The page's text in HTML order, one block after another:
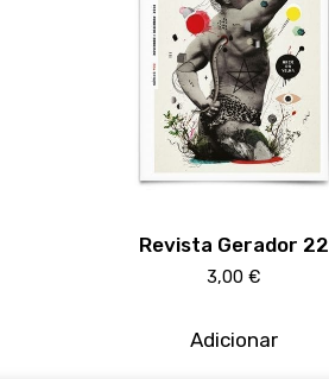
Revista Gerador 22
3,00 €
Adicionar